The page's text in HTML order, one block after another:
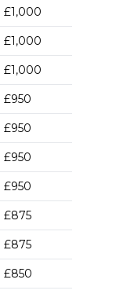
£1,000
£1,000
£1,000
£950
£950
£950
£950
£875
£875
£850